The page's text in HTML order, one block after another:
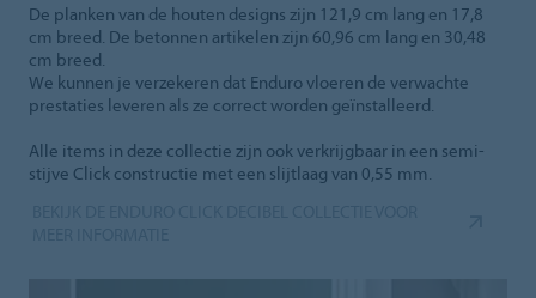
De planken van de houten designs zijn 121,9 cm lang en 17,8
cm breed. De betonnen artikelen zijn 60,96 cm lang en 30,48
cm breed.
We kunnen je verzekeren dat Enduro vloeren de verwachte
prestaties leveren als ze correct worden geïnstalleerd.
Alle items in deze collectie zijn ook verkrijgbaar in een semi-
stijve Click constructie met een slijtlaag van 0,55 mm.